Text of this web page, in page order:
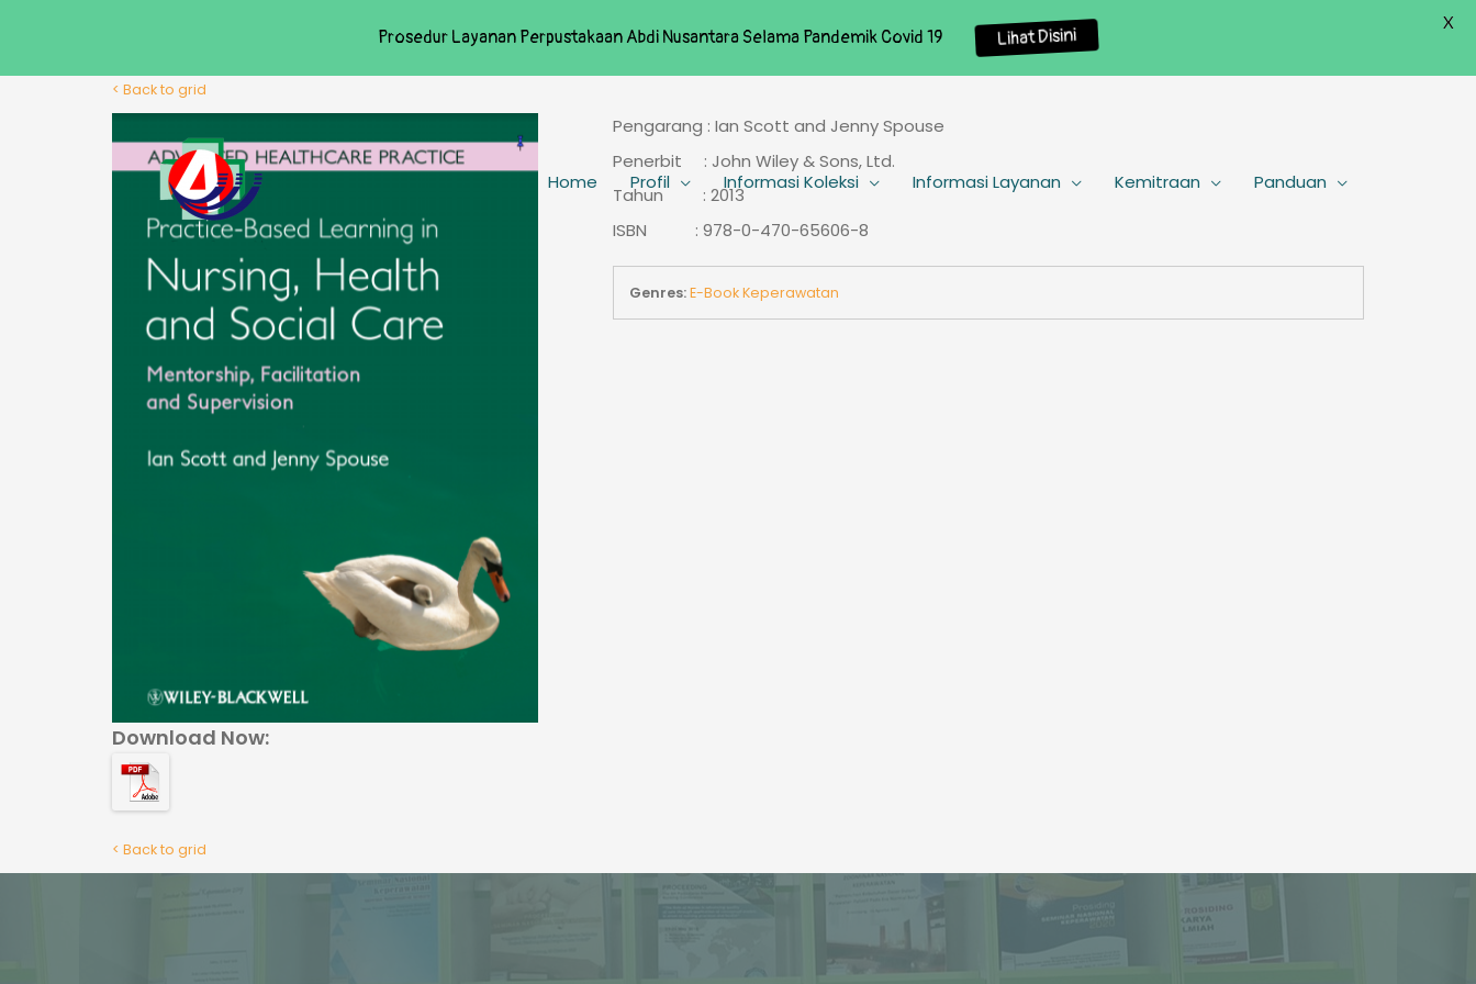
Home Profil Informasi Koleksi Informasi Layanan Kemitraan Panduan
< Back to grid
Download Now:
Pengarang : Ian Scott and Jenny Spouse
Penerbit : John Wiley & Sons, Ltd.
Tahun : 2013
ISBN : 978-0-470-65606-8
Genres:E-Book Keperawatan
< Back to grid
Prosedur Layanan Perpustakaan Abdi Nusantara Selama Pandemik Covid 19 Lihat Disini
X